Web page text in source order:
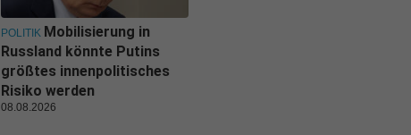
POLITIK Mobilisierung in
Russland könnte Putins
größtes innenpolitisches
Risiko werden
08.08.2026